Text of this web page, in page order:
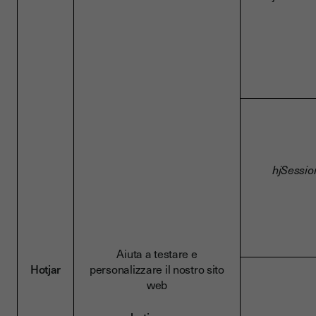
Hotjar
Aiuta a testare e
personalizzare il nostro sito
web